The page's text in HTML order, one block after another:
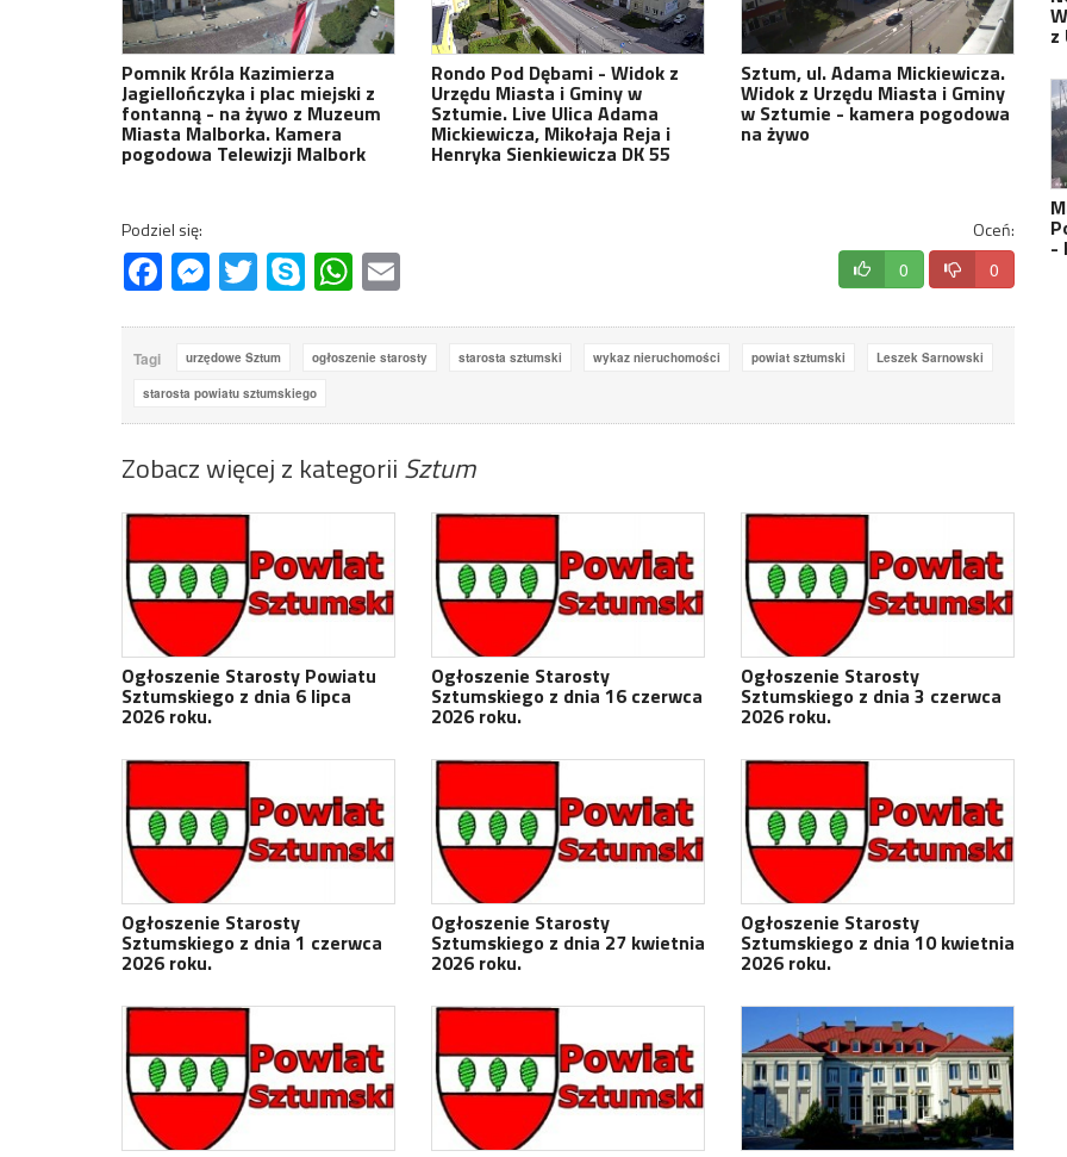
Pomnik Króla Kazimierza
Jagiellończyka i plac miejski z
fontanną - na żywo z Muzeum
Miasta Malborka. Kamera
pogodowa Telewizji Malbork
Rondo Pod Dębami - Widok z
Urzędu Miasta i Gminy w
Sztumie. Live Ulica Adama
Mickiewicza, Mikołaja Reja i
Henryka Sienkiewicza DK 55
Sztum, ul. Adama Mickiewicza.
Widok z Urzędu Miasta i Gminy
w Sztumie - kamera pogodowa
na żywo
Podziel się:
FacebookMessenger
Twitter Skype WhatsApp
Oceń:
0 0
Tagi urzędowe Sztum ogłoszenie starosty starosta sztumski wykaz nieruchomości powiat sztumski Leszek Sarnowski
starosta powiatu sztumskiego
Zobacz więcej z kategorii Sztum
Ogłoszenie Starosty Powiatu
Sztumskiego z dnia 6 lipca
2026 roku.
Ogłoszenie Starosty
Sztumskiego z dnia 16 czerwca
2026 roku.
Ogłoszenie Starosty
Sztumskiego z dnia 3 czerwca
2026 roku.
Ogłoszenie Starosty
Sztumskiego z dnia 1 czerwca
2026 roku.
Ogłoszenie Starosty
Sztumskiego z dnia 27 kwietnia
2026 roku.
Ogłoszenie Starosty
Sztumskiego z dnia 10 kwietnia
2026 roku.
z
-